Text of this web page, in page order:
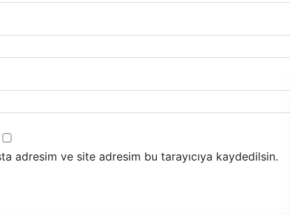
adresim ve site adresim bu tarayıcıya kaydedilsin.